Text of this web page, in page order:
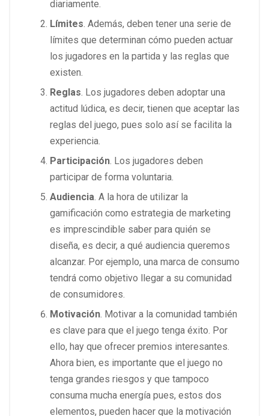
diariamente.
Límites. Además, deben tener una serie de
límites que determinan cómo pueden actuar
los jugadores en la partida y las reglas que
existen.
Reglas. Los jugadores deben adoptar una
actitud lúdica, es decir, tienen que aceptar las
reglas del juego, pues solo así se facilita la
experiencia.
Participación. Los jugadores deben
participar de forma voluntaria.
Audiencia. A la hora de utilizar la
gamificación como estrategia de marketing
es imprescindible saber para quién se
diseña, es decir, a qué audiencia queremos
alcanzar. Por ejemplo, una marca de consumo
tendrá como objetivo llegar a su comunidad
de consumidores.
Motivación. Motivar a la comunidad también
es clave para que el juego tenga éxito. Por
ello, hay que ofrecer premios interesantes.
Ahora bien, es importante que el juego no
tenga grandes riesgos y que tampoco
consuma mucha energía pues, estos dos
elementos, pueden hacer que la motivación